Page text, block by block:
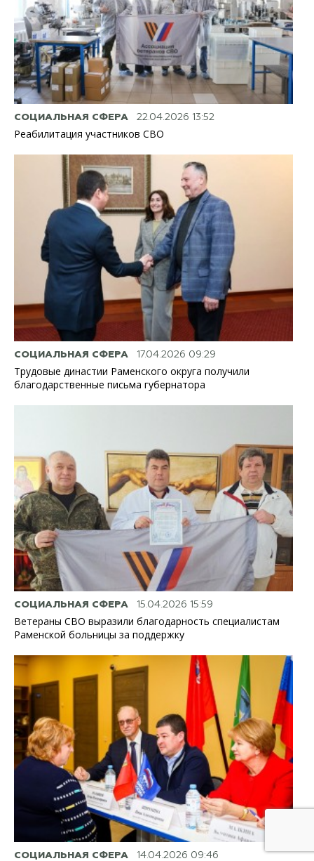
СОЦИАЛЬНАЯ СФЕРА 22.04.2026 13:52
Реабилитация участников СВО
СОЦИАЛЬНАЯ СФЕРА 17.04.2026 09:29
Трудовые династии Раменского округа получили
благодарственные письма губернатора
СОЦИАЛЬНАЯ СФЕРА 15.04.2026 15:59
Ветераны СВО выразили благодарность специалистам
Раменской больницы за поддержку
СОЦИАЛЬНАЯ СФЕРА 14.04.2026 09:46